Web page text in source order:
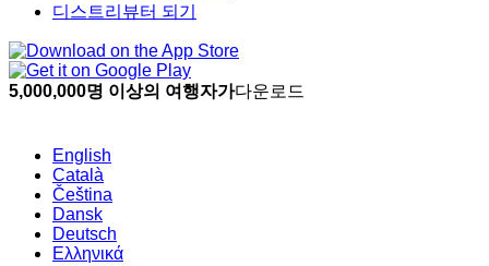
디스트리뷰터 되기
5,000,000명 이상의 여행자가다운로드
English
Català
Čeština
Dansk
Deutsch
Ελληνικά